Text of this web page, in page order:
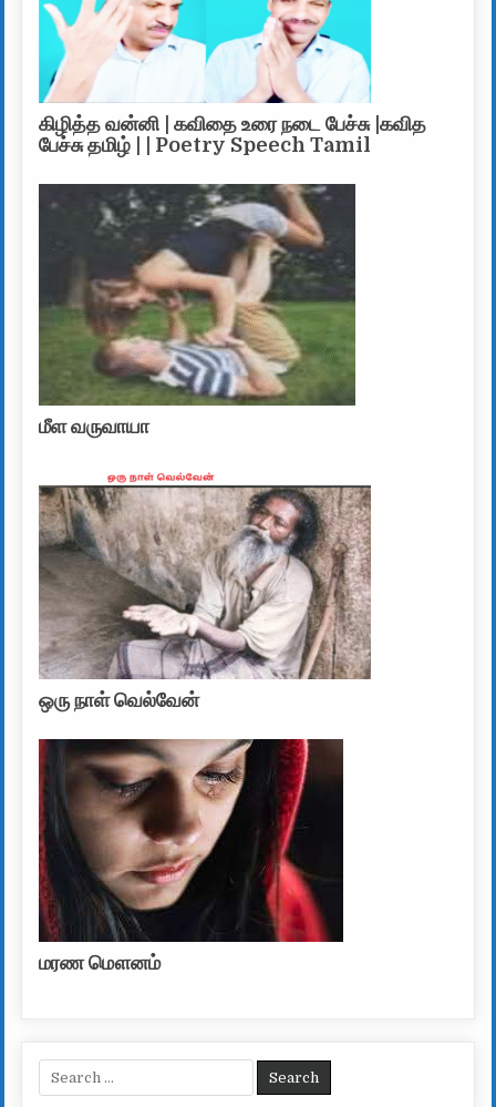
கிழித்த வன்னி | கவிதை உரை நடை பேச்சு |கவித
பேச்சு தமிழ் | | Poetry Speech Tamil
மீள வருவாயா
ஒரு நாள் வெல்வேன்
மரண மௌனம்
Search for: